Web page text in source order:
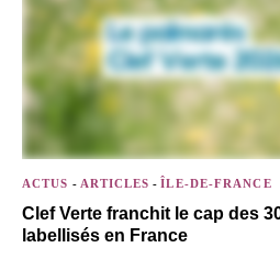
ACTUS - ARTICLES -ÎLE-DE-FRANCE
Clef Verte franchit le cap des
labellisés en France